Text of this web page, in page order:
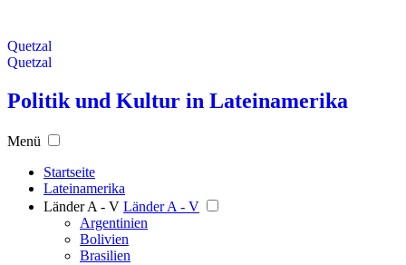
Quetzal
Quetzal
Politik und Kultur in Lateinamerika
Menü
Startseite
Lateinamerika
Länder A - V Länder A - V
Argentinien
Bolivien
Brasilien